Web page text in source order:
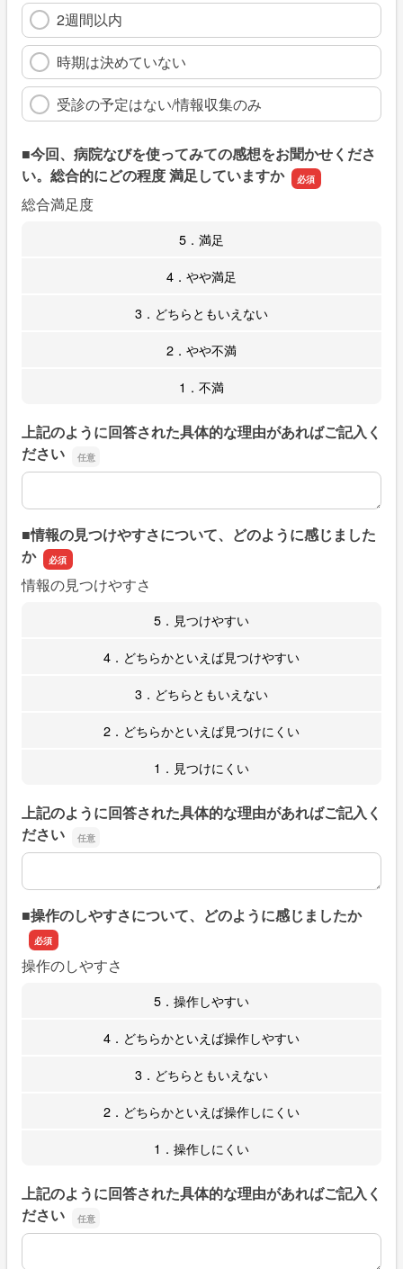
2週間以内
時期は決めていない
受診の予定はない/情報収集のみ
■今回、病院なびを使ってみての感想をお聞かせくださ
い。総合的にどの程度 満足していますか
総合満足度
5．満足
4．やや満足
3．どちらともいえない
2．やや不満
1．不満
上記のように回答された具体的な理由があればご記入く
ださい
上記のように回答された具体的な理由があればご記入くだ
■情報の見つけやすさについて、どのように感じました
か
情報の見つけやすさ
5．見つけやすい
4．どちらかといえば見つけやすい
3．どちらともいえない
2．どちらかといえば見つけにくい
1．見つけにくい
上記のように回答された具体的な理由があればご記入く
ださい
上記のように回答された具体的な理由があればご記入くだ
■操作のしやすさについて、どのように感じましたか
操作のしやすさ
5．操作しやすい
4．どちらかといえば操作しやすい
3．どちらともいえない
2．どちらかといえば操作しにくい
1．操作しにくい
上記のように回答された具体的な理由があればご記入く
ださい
上記のように回答された具体的な理由があればご記入くだ